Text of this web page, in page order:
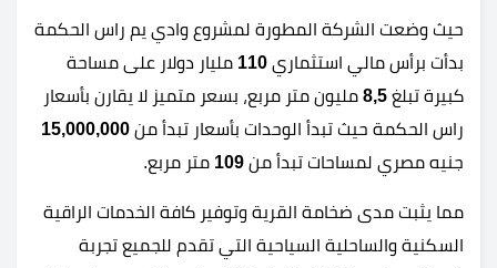
حيث وضعت الشركة المطورة لمشروع وادي يم راس الحكمة
بدأت برأس مالي استثماري 110 مليار دولار على مساحة
كبيرة تبلغ 8,5 مليون متر مربع، بسعر متميز لا يقارن بأسعار
راس الحكمة حيث تبدأ الوحدات بأسعار تبدأ من
جنيه مصري لمساحات تبدأ من 109 متر مربع.
مما يثبت مدى ضخامة القرية وتوفير كافة الخدمات الراقية
السكنية والساحلية السياحية التي تقدم للجميع تجربة